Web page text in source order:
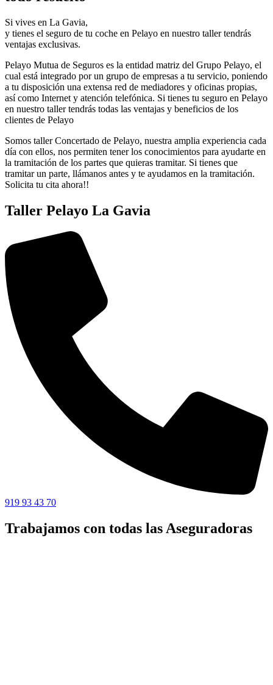
Si vives en La Gavia,
y tienes el seguro de tu coche en Pelayo en nuestro taller tendrás
ventajas exclusivas.
Pelayo Mutua de Seguros es la entidad matriz del Grupo Pelayo, el
cual está integrado por un grupo de empresas a tu servicio, poniendo
a tu disposición una extensa red de mediadores y oficinas propias,
así como Internet y atención telefónica. Si tienes tu seguro en Pelayo
en nuestro taller tendrás todas las ventajas y beneficios de los
clientes de Pelayo
Somos taller Concertado de Pelayo, nuestra amplia experiencia cada
día con ellos, nos permiten tener los conocimientos para ayudarte en
la tramitación de los partes que quieras tramitar. Si tienes que
tramitar un parte, llámanos antes y te ayudamos en la tramitación.
Solicita tu cita ahora!!
Taller Pelayo La Gavia
919 93 43 70
Trabajamos con todas las Aseguradoras